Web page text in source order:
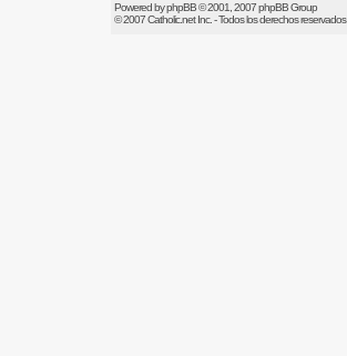
Powered byphpBB© 2001, 2007 phpBB Group
© 2007Catholic.netInc. - Todos los derechos reservados